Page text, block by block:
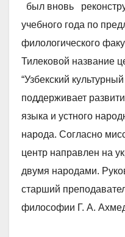
был вновь
учебного года по
филологического
Тилековой название
“Узбекский
поддерживает
языка и устного
народа. Согласно
центр направлен на
двумя народами.
старший
философии Г. А.